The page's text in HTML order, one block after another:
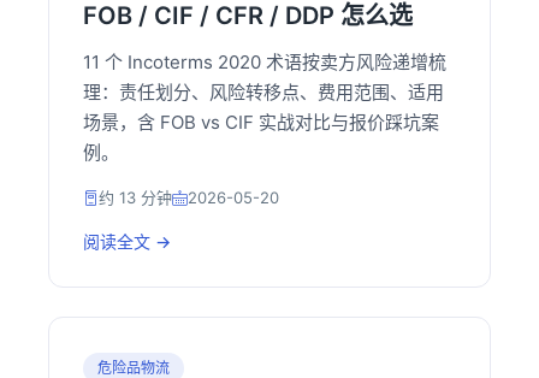
FOB / CIF / CFR / DDP 怎么选
11 个 Incoterms 2020 术语按卖方风险递增梳
理：责任划分、风险转移点、费用范围、适用
场景，含 FOB vs CIF 实战对比与报价踩坑案
例。
约 13 分钟 2026-05-20
阅读全文 →
危险品物流